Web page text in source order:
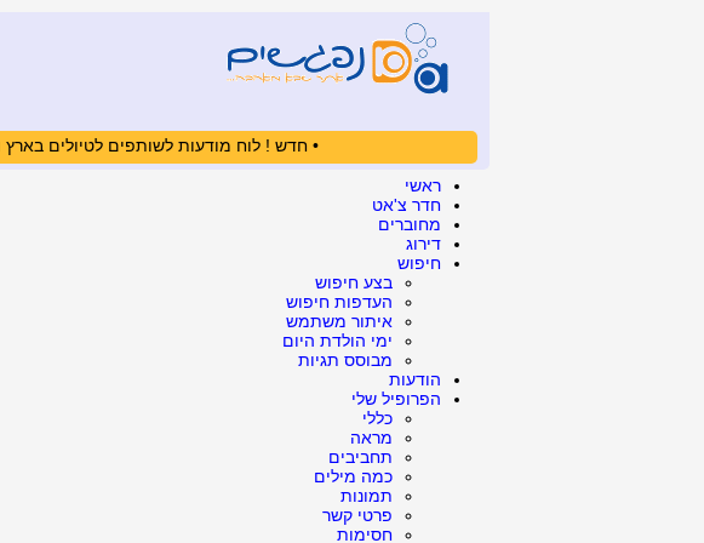
• חדש ! לוח מודעות לשותפים לטיולים בארץ
ראשי
חדר צ'אט
מחוברים
דירוג
חיפוש
בצע חיפוש
העדפות חיפוש
איתור משתמש
ימי הולדת היום
מבוסס תגיות
הודעות
הפרופיל שלי
כללי
מראה
תחביבים
כמה מילים
תמונות
פרטי קשר
חסימות